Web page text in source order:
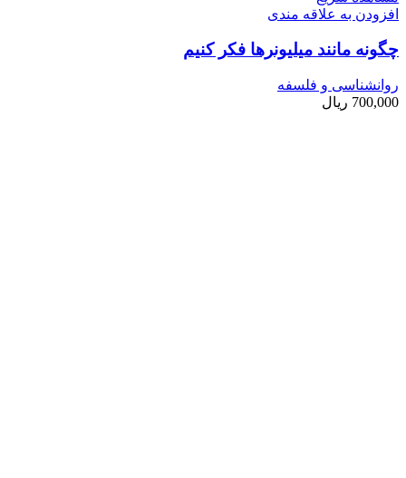
افزودن به علاقه مندی
چگونه مانند میلیونرها فکر کنیم
روانشناسی و فلسفه
700,000 ریال